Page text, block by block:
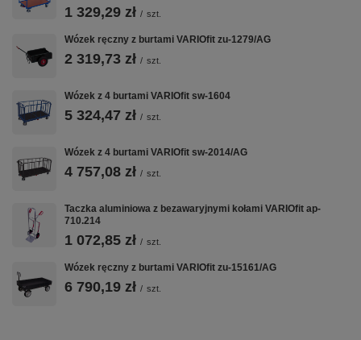
1 329,29 zł / szt.
Wózek ręczny z burtami VARIOfit zu-1279/AG
2 319,73 zł / szt.
Wózek z 4 burtami VARIOfit sw-1604
5 324,47 zł / szt.
Wózek z 4 burtami VARIOfit sw-2014/AG
4 757,08 zł / szt.
Taczka aluminiowa z bezawaryjnymi kołami VARIOfit ap-
710.214
1 072,85 zł / szt.
Wózek ręczny z burtami VARIOfit zu-15161/AG
6 790,19 zł / szt.